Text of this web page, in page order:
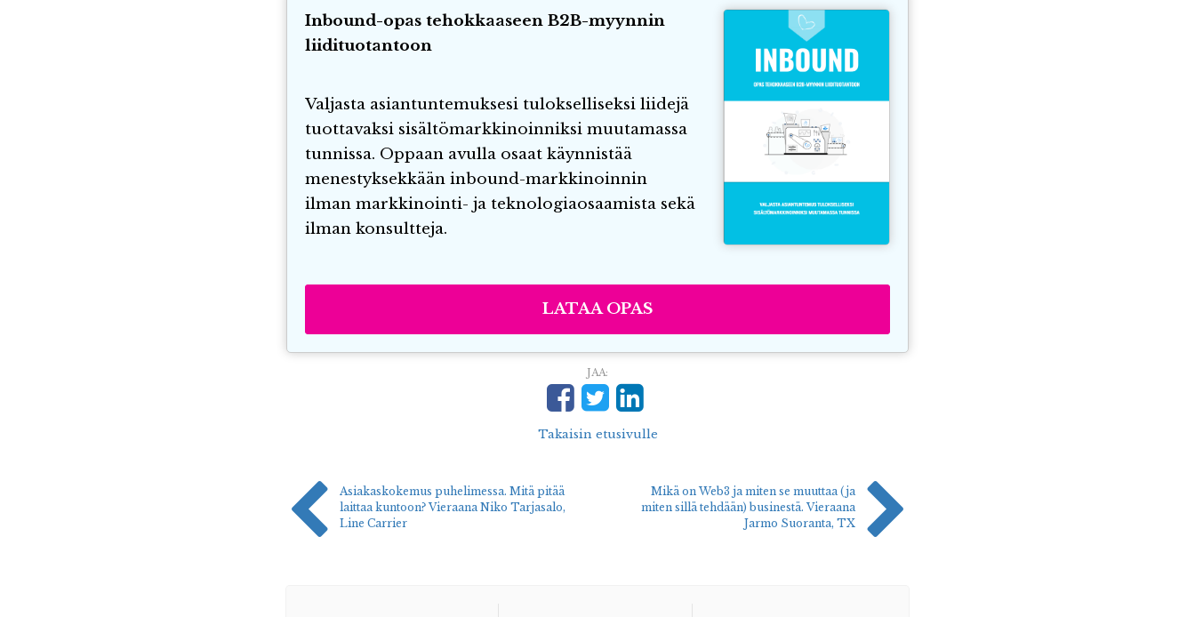
Inbound-opas tehokkaaseen B2B-myynnin
liidituotantoon
Valjasta asiantuntemuksesi tulokselliseksi liidejä
tuottavaksi sisältömarkkinoinniksi muutamassa
tunnissa. Oppaan avulla osaat käynnistää
menestyksekkään inbound-markkinoinnin
ilman markkinointi- ja teknologiaosaamista sekä
ilman konsultteja.
LATAA OPAS
JAA:
Takaisin etusivulle
Asiakaskokemus puhelimessa. Mitä pitää
laittaa kuntoon? Vieraana Niko Tarjasalo,
Line Carrier
Mikä on Web3 ja miten se muuttaa (ja
miten sillä tehdään) businestä. Vieraana
Jarmo Suoranta, TX